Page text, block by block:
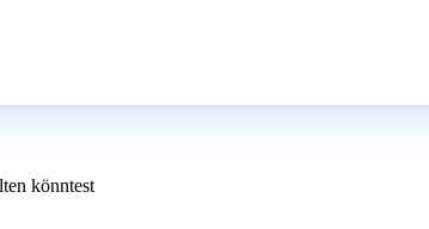
könntest